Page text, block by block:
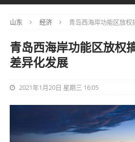
山东 经济 青岛西海岸功能区放
青岛西海岸功能区放权
差异化发展
2021年1月20日 星期三 16:05